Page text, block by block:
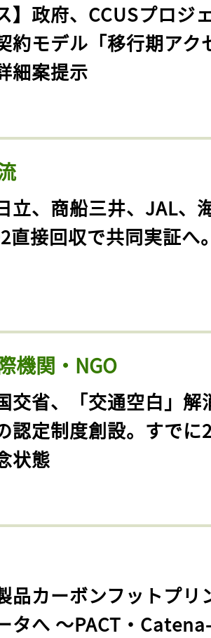
】政府、CCUSプロジ
約モデル「移行期アク
細案提示
立、商船三井、JAL、
直接回収で共同実証へ
機関・NGO
交省、「交通空白」解
認定制度創設。すでに
状態
品カーボンフットプリ
タへ 〜PACT・